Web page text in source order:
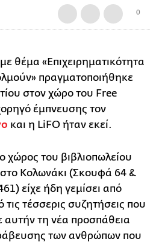
0
θέμα «Επιχειρηματικότητα
πραγματοποιήθηκε
στον χώρο του Free
έμπνευσης τον
και η LiFO ήταν εκεί.
χώρος του βιβλιοπωλείου
Κολωνάκι (Σκουφά 64 &
είχε ήδη γεμίσει από
τέσσερις συζητήσεις που
αυτήν τη νέα προσπάθεια
των ανθρώπων που